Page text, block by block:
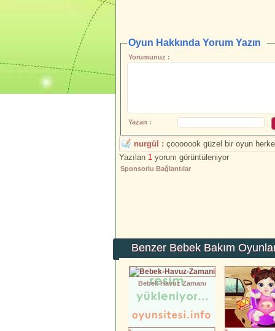
Oyun Hakkında Yorum Yazın
Yorumunuz :
Yazan :
nurgül : çooooook güzel bir oyun
Yazılan 1 yorum görüntüleniyor
Sponsorlu Bağlantılar
Benzer Bebek Bakım
Bebek Havuz Zamanı